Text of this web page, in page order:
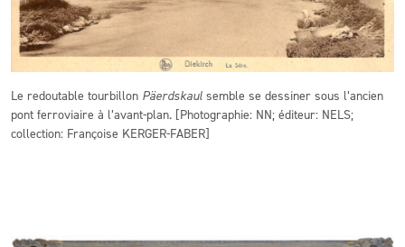
Le redoutable tourbillon Päerdskaul semble se dessiner sous l’ancien
pont ferroviaire à l’avant-plan. [Photographie: NN; éditeur: NELS;
collection: Françoise KERGER-FABER]